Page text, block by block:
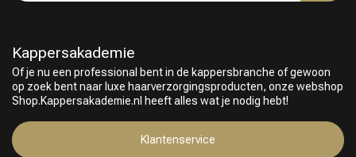
Kappersakademie
Of je nu een professional bent in de kappersbranche of gewoon
op zoek bent naar luxe haarverzorgingsproducten, onze webshop
Shop.Kappersakademie.nl heeft alles wat je nodig hebt!
Klantenservice